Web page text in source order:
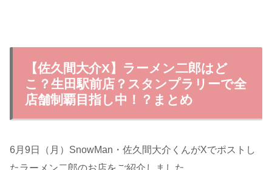
【佐久間大介X】ラーメン二郎はど
こ？生田駅前店？スタンプラリーで全
店舗制覇目指し中！？まとめ
6月9日（月）SnowMan・佐久間大介くんがXでポストし
たラーメン二郎のお店をご紹介しました。